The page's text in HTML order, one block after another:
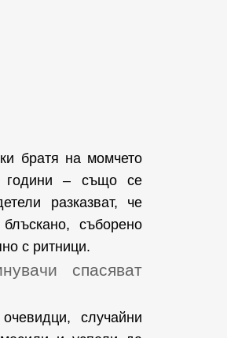
братя на момчето
– също се
разказват, че
съборено
с ритници.
спасяват
случайни